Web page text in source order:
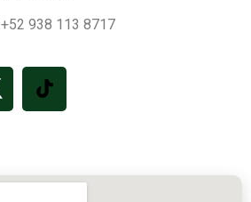
+52 938 113 8717